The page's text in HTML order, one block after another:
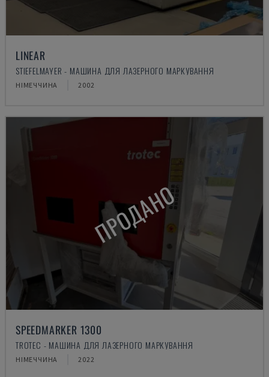
LINEAR
STIEFELMAYER - МАШИНА ДЛЯ ЛАЗЕРНОГО МАРКУВАННЯ
НІМЕЧЧИНА 2002
ПРОДАНО
SPEEDMARKER 1300
TROTEC - МАШИНА ДЛЯ ЛАЗЕРНОГО МАРКУВАННЯ
НІМЕЧЧИНА 2022